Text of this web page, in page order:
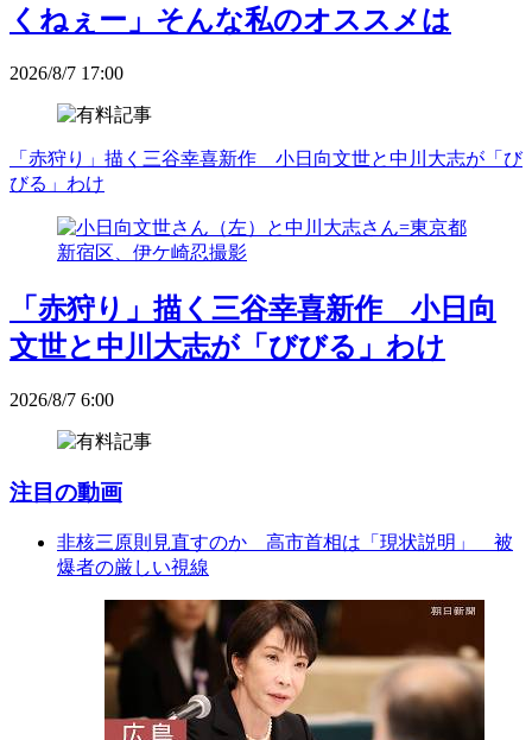
くねぇー」そんな私のオススメは
2026/8/7 17:00
「赤狩り」描く三谷幸喜新作 小日向文世と中川大志が「び
びる」わけ
「赤狩り」描く三谷幸喜新作 小日向
文世と中川大志が「びびる」わけ
2026/8/7 6:00
注目の動画
非核三原則見直すのか 高市首相は「現状説明」 被
爆者の厳しい視線